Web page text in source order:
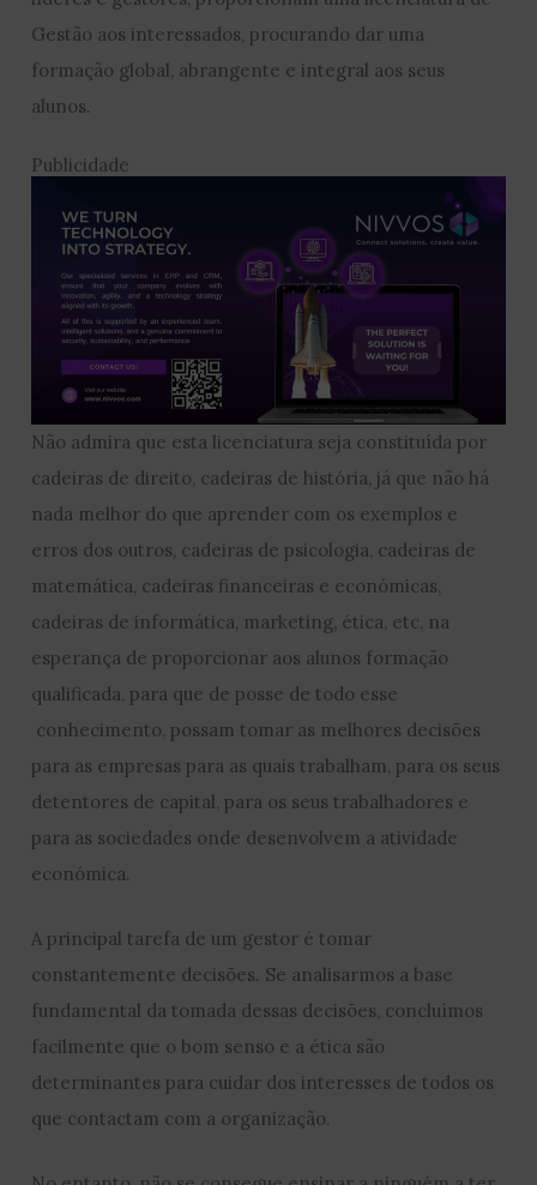
Gestão aos interessados, procurando dar uma
formação global, abrangente e integral aos seus
alunos.
Publicidade
Não admira que esta licenciatura seja constituída por
cadeiras de direito, cadeiras de história, já que não há
nada melhor do que aprender com os exemplos e
erros dos outros, cadeiras de psicologia, cadeiras de
matemática, cadeiras financeiras e económicas,
cadeiras de informática, marketing, ética, etc, na
esperança de proporcionar aos alunos formação
qualificada, para que de posse de todo esse
conhecimento, possam tomar as melhores decisões
para as empresas para as quais trabalham, para os seus
detentores de capital, para os seus trabalhadores e
para as sociedades onde desenvolvem a atividade
económica.
A principal tarefa de um gestor é tomar
constantemente decisões. Se analisarmos a base
fundamental da tomada dessas decisões, concluímos
facilmente que o bom senso e a ética são
determinantes para cuidar dos interesses de todos os
que contactam com a organização.